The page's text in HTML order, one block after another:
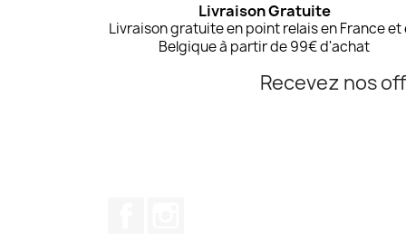
Livraison Gratuite
Livraison gratuite en point relais en France et
Belgique à partir de 99€ d'achat
Recevez nos